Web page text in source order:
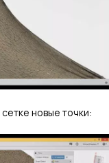
новые точки: